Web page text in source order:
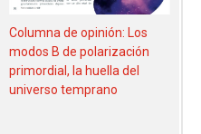
Columna de opinión: Los
modos B de polarización
primordial, la huella del
universo temprano